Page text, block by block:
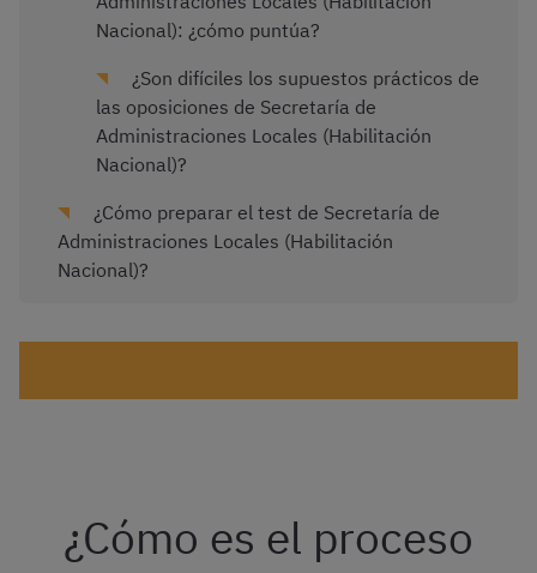
Nacional): ¿cómo puntúa?
¿Son difíciles los supuestos prácticos de
las oposiciones de Secretaría de
Administraciones Locales (Habilitación
Nacional)?
¿Cómo preparar el test de Secretaría de
Administraciones Locales (Habilitación
Nacional)?
¿Cómo es el proceso